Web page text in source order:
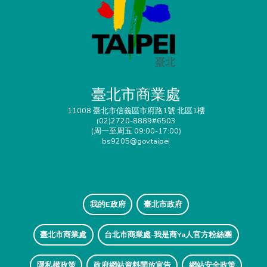
臺北市商業處
11008 臺北市信義區市府路1號 北區1樓
(02)2720-8889#6503
(周一至周五 09:00-17:00)
bs9205@gov.taipei
我的E政府 臺北市政府
臺北市商業處 台北市商業處-我是商Ya人官方粉絲團